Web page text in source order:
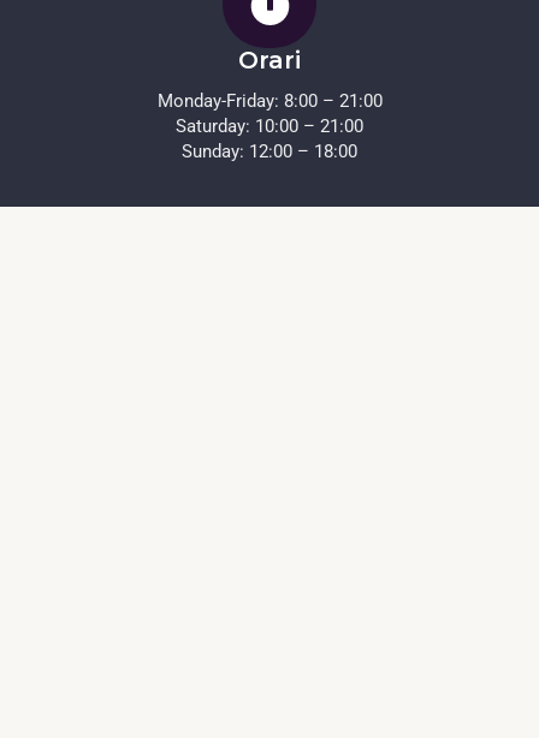
Orari
Monday-Friday: 8:00 – 21:00
Saturday: 10:00 – 21:00
Sunday: 12:00 – 18:00